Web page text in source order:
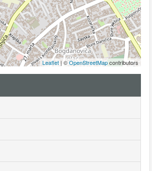
Leaflet | ©OpenStreetMapcontributors